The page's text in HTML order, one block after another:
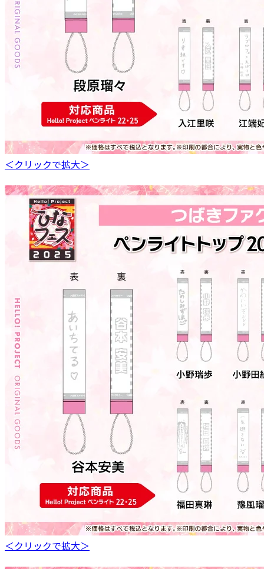
＜クリックで拡大＞
＜クリックで拡大＞